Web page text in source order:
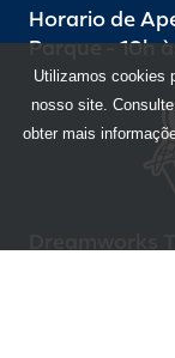
Horario de
Parque - 10h
Utilizamos cookies
nosso site.
obter mais